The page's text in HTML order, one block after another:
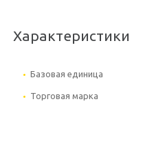
Характеристики
Базовая единица
Торговая марка